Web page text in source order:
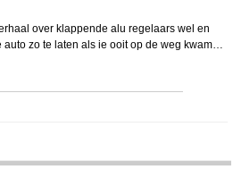
over klappende alu regelaars wel en
auto zo te laten als ie ooit op de weg kwam…